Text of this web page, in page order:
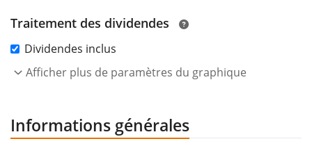
Traitement des dividendes
Dividendes inclus
Afficher plus de paramètres du graphique
Informations générales